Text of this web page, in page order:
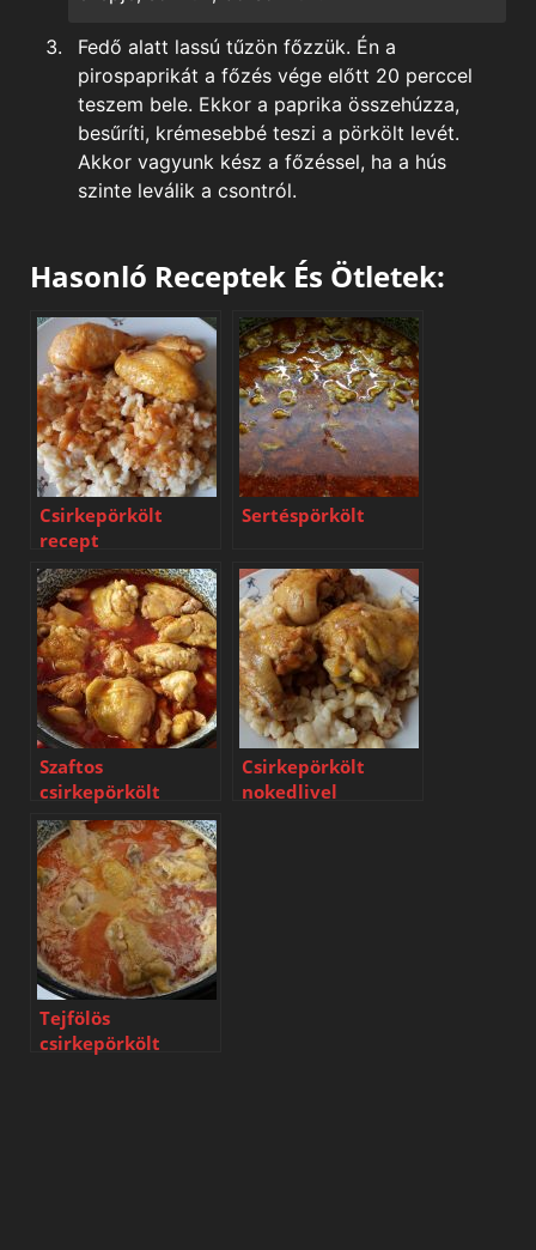
Fedő alatt lassú tűzön főzzük. Én a
pirospaprikát a főzés vége előtt 20 perccel
teszem bele. Ekkor a paprika összehúzza,
besűríti, krémesebbé teszi a pörkölt levét.
Akkor vagyunk kész a főzéssel, ha a hús
szinte leválik a csontról.
Hasonló Receptek És Ötletek:
Csirkepörkölt
recept
Sertéspörkölt
Szaftos
csirkepörkölt
Csirkepörkölt
nokedlivel
Tejfölös
csirkepörkölt